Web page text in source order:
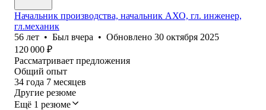
Начальник производства, начальник АХО, гл. инженер,
гл.механик
56 лет • Был вчера • Обновлено 30 октября 2025
120 000 ₽
Рассматривает предложения
Общий опыт
34 года 7 месяцев
Другие резюме
Ещё 1 резюме